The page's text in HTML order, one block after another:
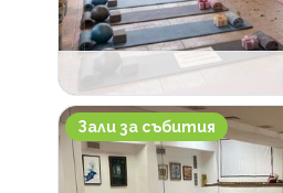
NEXUS Space
Зали за събития